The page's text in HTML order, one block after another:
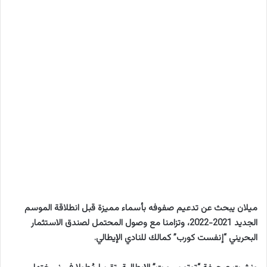
ميلان يبحث عن تدعيم صفوفه بأسماء مميزة قبل انطلاقة الموسم
الجديد 2021-2022، وتزامنا مع وصول المحتمل لصندق الاستثمار
البحريني “إنفست كورب” كمالك للنادي الإيطالي.